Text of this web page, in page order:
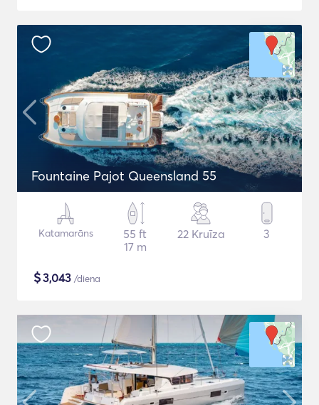
Fountaine Pajot Queensland 55
Katamarāns
55 ft
17 m
22 Kruīza 3
$3,043 /diena